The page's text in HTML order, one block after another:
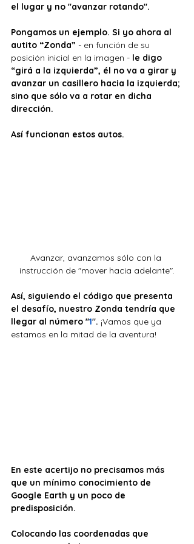
el lugar y no "avanzar rotando".
Pongamos un ejemplo. Si yo ahora al
autito “Zonda” - en función de su
posición inicial en la imagen - le digo
“girá a la izquierda”, él no va a girar y
avanzar un casillero hacia la izquierda;
sino que sólo va a rotar en dicha
dirección.
Así funcionan estos autos.
Avanzar, avanzamos sólo con la
instrucción de "mover hacia adelante".
Así, siguiendo el código que presenta
el desafío, nuestro Zonda tendría que
llegar al número "1". ¡Vamos que ya
estamos en la mitad de la aventura!
En este acertijo no precisamos más
que un mínimo conocimiento de
Google Earth y un poco de
predisposición.
Colocando las coordenadas que